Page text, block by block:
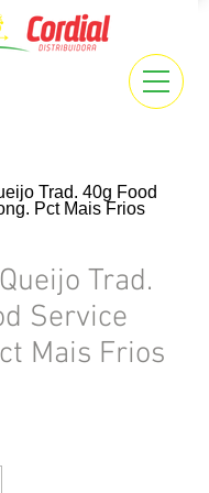
Trad.
Service
Mais Frios